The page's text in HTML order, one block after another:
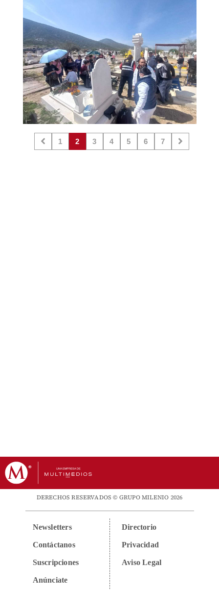
1 2 3 4 5 6 7
DERECHOS RESERVADOS © GRUPO MILENIO 2026
Newsletters
Contáctanos
Suscripciones
Anúnciate
Directorio
Privacidad
Aviso Legal